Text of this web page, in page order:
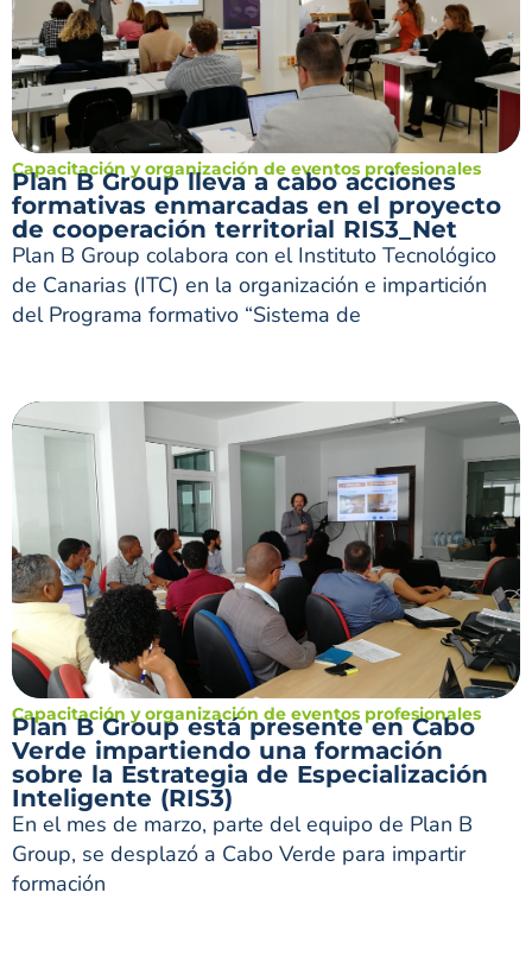
Capacitación y organización de eventos profesionales
Plan B Group lleva a cabo acciones
formativas enmarcadas en el proyecto
de cooperación territorial RIS3_Net
Plan B Group colabora con el Instituto Tecnológico
de Canarias (ITC) en la organización e impartición
del Programa formativo “Sistema de
Capacitación y organización de eventos profesionales
Plan B Group está presente en Cabo
Verde impartiendo una formación
sobre la Estrategia de Especialización
Inteligente (RIS3)
En el mes de marzo, parte del equipo de Plan B
Group, se desplazó a Cabo Verde para impartir
formación